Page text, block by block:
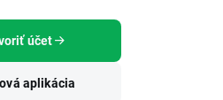
účet
aplikácia